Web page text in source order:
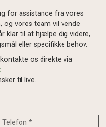
for assistance fra vores
og vores team vil vende
klar til at hjælpe dig videre,
eller specifikke behov.
os direkte via
til live.